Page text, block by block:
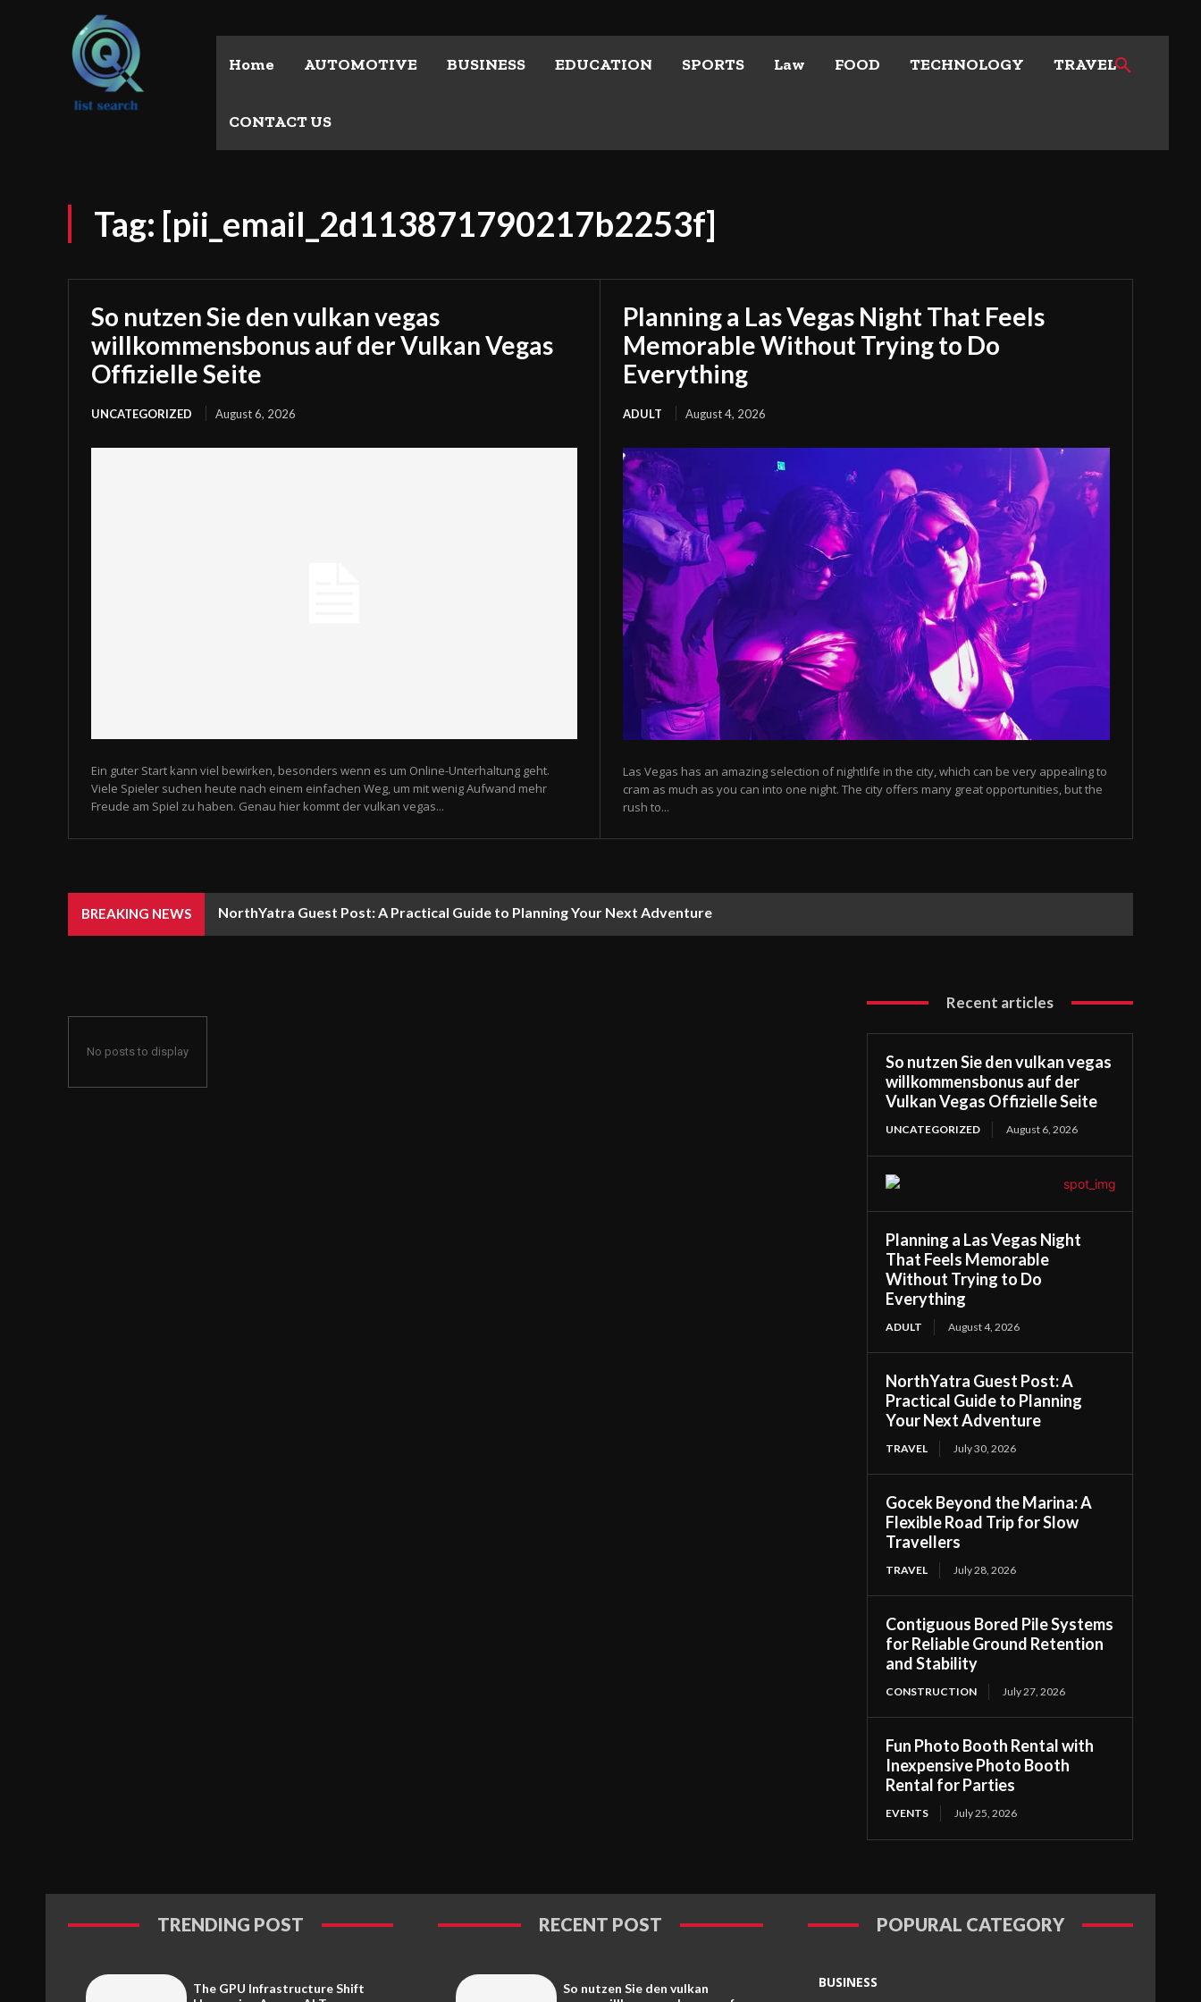
Home AUTOMOTIVE BUSINESS EDUCATION SPORTS Law FOOD TECHNOLOGY TRAVEL
CONTACT US
Tag: [pii_email_2d113871790217b2253f]
So nutzen Sie den vulkan vegas
willkommensbonus auf der Vulkan Vegas
Offizielle Seite
UNCATEGORIZED August 6, 2026
Ein guter Start kann viel bewirken, besonders wenn es um Online-Unterhaltung geht.
Viele Spieler suchen heute nach einem einfachen Weg, um mit wenig Aufwand mehr
Freude am Spiel zu haben. Genau hier kommt der vulkan vegas...
Planning a Las Vegas Night That Feels
Memorable Without Trying to Do
Everything
ADULT August 4, 2026
Las Vegas has an amazing selection of nightlife in the city, which can be very appealing to
cram as much as you can into one night. The city offers many great opportunities, but the
rush to...
BREAKING NEWS NorthYatra Guest Post: A Practical Guide to Planning Your Next Adventure
No posts to display
Recent articles
So nutzen Sie den vulkan vegas
willkommensbonus auf der
Vulkan Vegas Offizielle Seite
UNCATEGORIZED August 6, 2026
Planning a Las Vegas Night
That Feels Memorable
Without Trying to Do
Everything
ADULT August 4, 2026
NorthYatra Guest Post: A
Practical Guide to Planning
Your Next Adventure
TRAVEL July 30, 2026
Gocek Beyond the Marina: A
Flexible Road Trip for Slow
Travellers
TRAVEL July 28, 2026
Contiguous Bored Pile Systems
for Reliable Ground Retention
and Stability
CONSTRUCTION July 27, 2026
Fun Photo Booth Rental with
Inexpensive Photo Booth
Rental for Parties
EVENTS July 25, 2026
TRENDING POST
The GPU Infrastructure Shift
RECENT POST
So nutzen Sie den vulkan
POPURAL CATEGORY
BUSINESS